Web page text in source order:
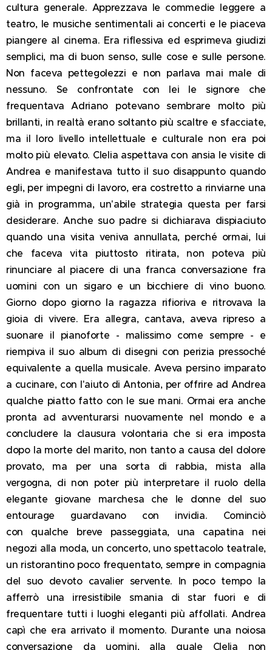
cultura generale. Apprezzava le commedie leggere a
teatro, le musiche sentimentali ai concerti e le piaceva
piangere al cinema. Era riflessiva ed esprimeva giudizi
semplici, ma di buon senso, sulle cose e sulle persone.
Non faceva pettegolezzi e non parlava mai male di
nessuno. Se confrontate con lei le signore che
frequentava Adriano potevano sembrare molto più
brillanti, in realtà erano soltanto più scaltre e sfacciate,
ma il loro livello intellettuale e culturale non era poi
molto più elevato. Clelia aspettava con ansia le visite di
Andrea e manifestava tutto il suo disappunto quando
egli, per impegni di lavoro, era costretto a rinviarne una
già in programma, un'abile strategia questa per farsi
desiderare. Anche suo padre si dichiarava dispiaciuto
quando una visita veniva annullata, perché ormai, lui
che faceva vita piuttosto ritirata, non poteva più
rinunciare al piacere di una franca conversazione fra
uomini con un sigaro e un bicchiere di vino buono.
Giorno dopo giorno la ragazza rifioriva e ritrovava la
gioia di vivere. Era allegra, cantava, aveva ripreso a
suonare il pianoforte - malissimo come sempre - e
riempiva il suo album di disegni con perizia pressoché
equivalente a quella musicale. Aveva persino imparato
a cucinare, con l'aiuto di Antonia, per offrire ad Andrea
qualche piatto fatto con le sue mani. Ormai era anche
pronta ad avventurarsi nuovamente nel mondo e a
concludere la clausura volontaria che si era imposta
dopo la morte del marito, non tanto a causa del dolore
provato, ma per una sorta di rabbia, mista alla
vergogna, di non poter più interpretare il ruolo della
elegante giovane marchesa che le donne del suo
entourage guardavano con invidia. Cominciò
con qualche breve passeggiata, una capatina nei
negozi alla moda, un concerto, uno spettacolo teatrale,
un ristorantino poco frequentato, sempre in compagnia
del suo devoto cavalier servente. In poco tempo la
afferrò una irresistibile smania di star fuori e di
frequentare tutti i luoghi eleganti più affollati. Andrea
capì che era arrivato il momento. Durante una noiosa
conversazione da uomini, alla quale Clelia non